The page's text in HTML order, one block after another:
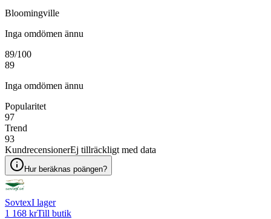
Bloomingville
Inga omdömen ännu
89/100
89
Inga omdömen ännu
Popularitet
97
Trend
93
KundrecensionerEj tillräckligt med data
Hur beräknas poängen?
SovtexI lager
1 168 krTill butik